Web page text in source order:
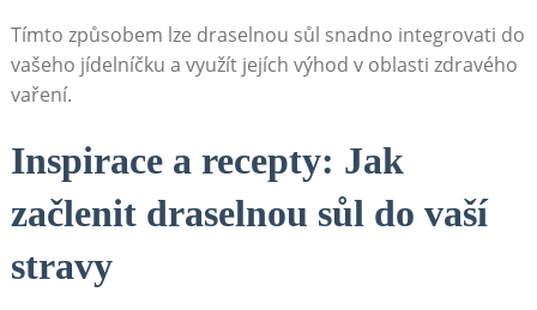
Tímto způsobem lze draselnou sůl snadno integrovati do
vašeho jídelníčku a využít jejích výhod v oblasti zdravého
vaření.
Inspirace a recepty: Jak
začlenit draselnou sůl do vaší
stravy